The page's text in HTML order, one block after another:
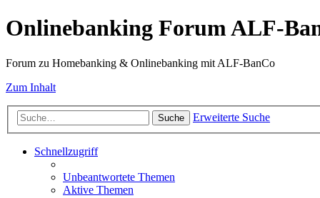
Onlinebanking Forum ALF-
Forum zu Homebanking & Onlinebanking mit ALF-BanCo
Zum Inhalt
Suche Erweiterte Suche
Schnellzugriff
Unbeantwortete Themen
Aktive Themen